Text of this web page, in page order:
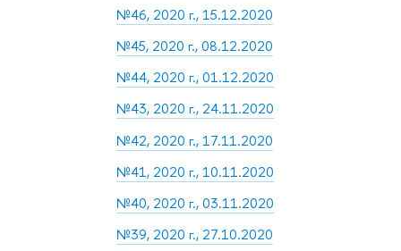
№46, 2020 г., 15.12.2020
№45, 2020 г., 08.12.2020
№44, 2020 г., 01.12.2020
№43, 2020 г., 24.11.2020
№42, 2020 г., 17.11.2020
№41, 2020 г., 10.11.2020
№40, 2020 г., 03.11.2020
№39, 2020 г., 27.10.2020